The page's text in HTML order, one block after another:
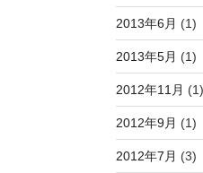
2013年6月 (1)
2013年5月 (1)
2012年11月 (1)
2012年9月 (1)
2012年7月 (3)